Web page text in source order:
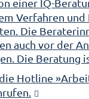
Verfahren und
Die
auch vor der
Die Beratung
Hotline